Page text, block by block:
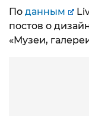
По данным
постов о
«Музеи,